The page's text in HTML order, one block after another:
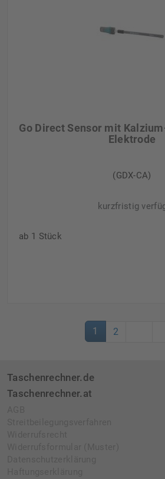
Go Direct Sensor mit
Elektrode
(GDX-CA)
kurzfristig
ab 1 Stück
1 2
Taschenrechner.de
Taschenrechner.at